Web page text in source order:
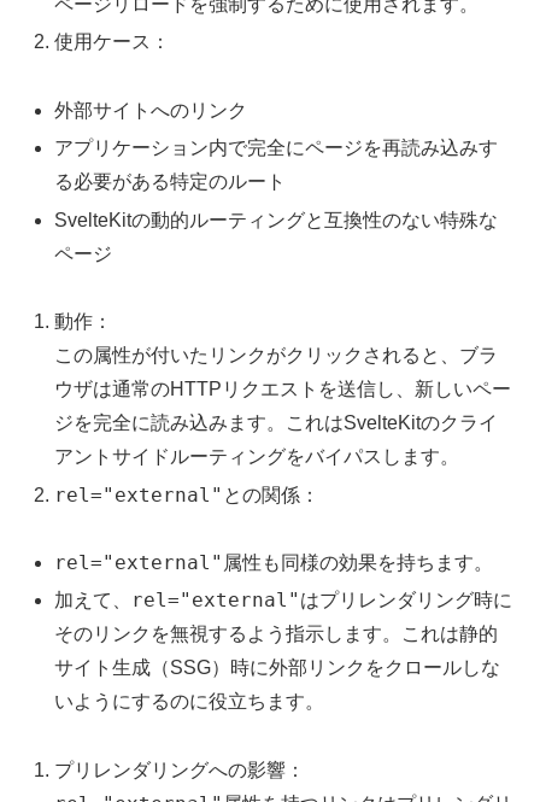
ページリロードを強制するために使用されます。
使用ケース：
外部サイトへのリンク
アプリケーション内で完全にページを再読み込みす
る必要がある特定のルート
SvelteKitの動的ルーティングと互換性のない特殊な
ページ
動作：
この属性が付いたリンクがクリックされると、ブラ
ウザは通常のHTTPリクエストを送信し、新しいペー
ジを完全に読み込みます。これはSvelteKitのクライ
アントサイドルーティングをバイパスします。
rel="external" との関係：
rel="external" 属性も同様の効果を持ちます。
加えて、
rel="external" はプリレンダリング時に
そのリンクを無視するよう指示します。これは静的
サイト生成（SSG）時に外部リンクをクロールしな
いようにするのに役立ちます。
プリレンダリングへの影響：